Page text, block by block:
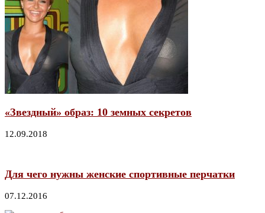
«Звездный» образ: 10 земных секретов
12.09.2018
Для чего нужны женские спортивные перчатки
07.12.2016